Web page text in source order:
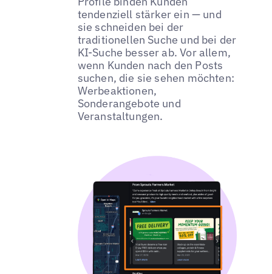
tendenziell stärker ein — und
sie schneiden bei der
traditionellen Suche und bei der
KI-Suche besser ab. Vor allem,
wenn Kunden nach den Posts
suchen, die sie sehen möchten:
Werbeaktionen,
Sonderangebote und
Veranstaltungen.